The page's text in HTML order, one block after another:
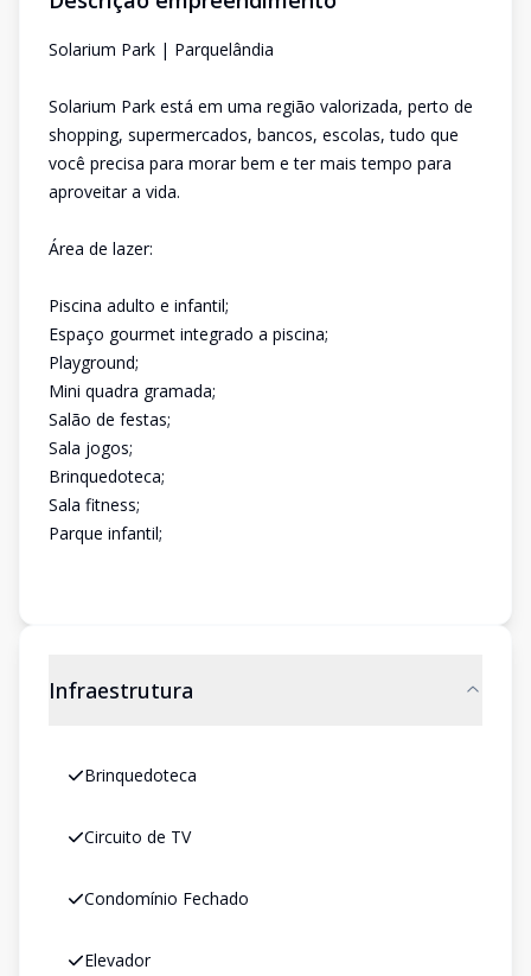
Solarium Park | Parquelândia
Solarium Park está em uma região valorizada, perto de
shopping, supermercados, bancos, escolas, tudo que
você precisa para morar bem e ter mais tempo para
aproveitar a vida.
Área de lazer:
Piscina adulto e infantil;
Espaço gourmet integrado a piscina;
Playground;
Mini quadra gramada;
Salão de festas;
Sala jogos;
Brinquedoteca;
Sala fitness;
Parque infantil;
Infraestrutura
Brinquedoteca
Circuito de TV
Condomínio Fechado
Elevador